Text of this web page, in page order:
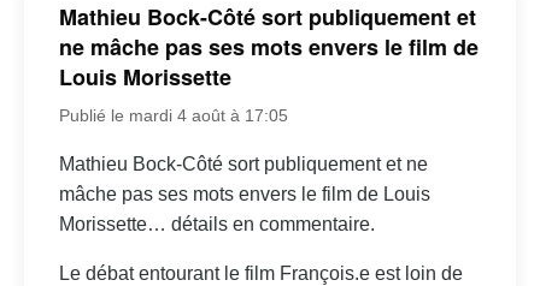
Mathieu Bock-Côté sort publiquement et
ne mâche pas ses mots envers le film de
Louis Morissette
Publié le mardi 4 août à 17:05
Mathieu Bock-Côté sort publiquement et ne
mâche pas ses mots envers le film de Louis
Morissette… détails en commentaire.
Le débat entourant le film François.e est loin de